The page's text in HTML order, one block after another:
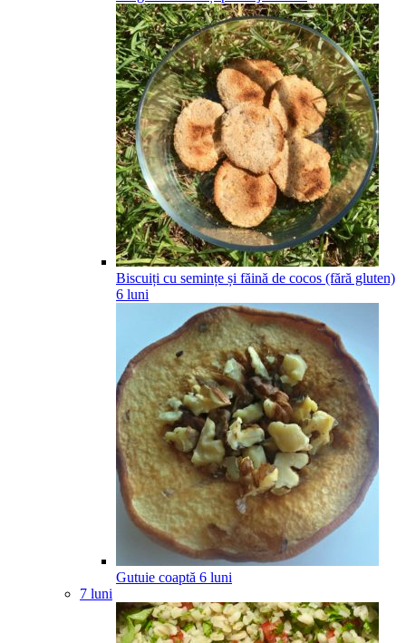
Biscuiți cu semințe și făină de cocos (fără gluten)
6 luni
Gutuie coaptă 6 luni
7 luni